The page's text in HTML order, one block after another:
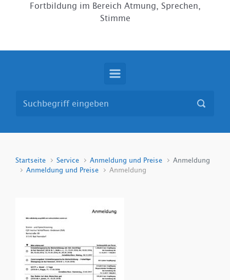
Fortbildung im Bereich Atmung, Sprechen,
Stimme
Startseite Service Anmeldung und Preise
Anmeldung
Anmeldung und Preise
Anmeldung